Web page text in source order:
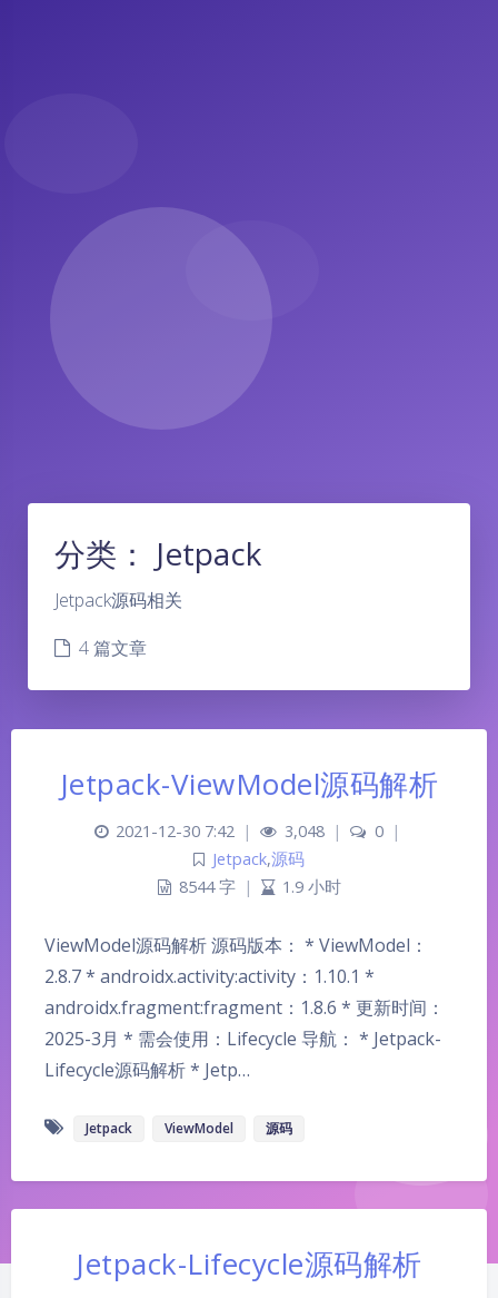
分类： Jetpack
Jetpack源码相关
4 篇文章
Jetpack-ViewModel源码解析
2021-12-30 7:42 | 3,048 | 0
|
Jetpack,源码
8544 字
| 1.9 小时
ViewModel源码解析 源码版本： * ViewModel：
2.8.7 * androidx.activity:activity：1.10.1 *
androidx.fragment:fragment：1.8.6 * 更新时间：
2025-3月 * 需会使用：Lifecycle 导航： * Jetpack-
Lifecycle源码解析 * Jetp…
Jetpack ViewModel 源码
Jetpack-Lifecycle源码解析